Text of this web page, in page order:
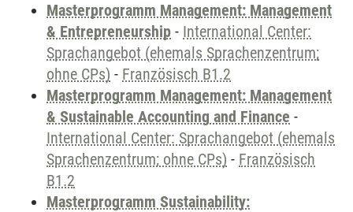
Masterprogramm Management: Management
& Entrepreneurship - International Center:
Sprachangebot (ehemals Sprachenzentrum;
ohne CPs) - Französisch B1.2
Masterprogramm Management: Management
& Sustainable Accounting and Finance -
International Center: Sprachangebot (ehemals
Sprachenzentrum; ohne CPs) - Französisch
B1.2
Masterprogramm Sustainability: